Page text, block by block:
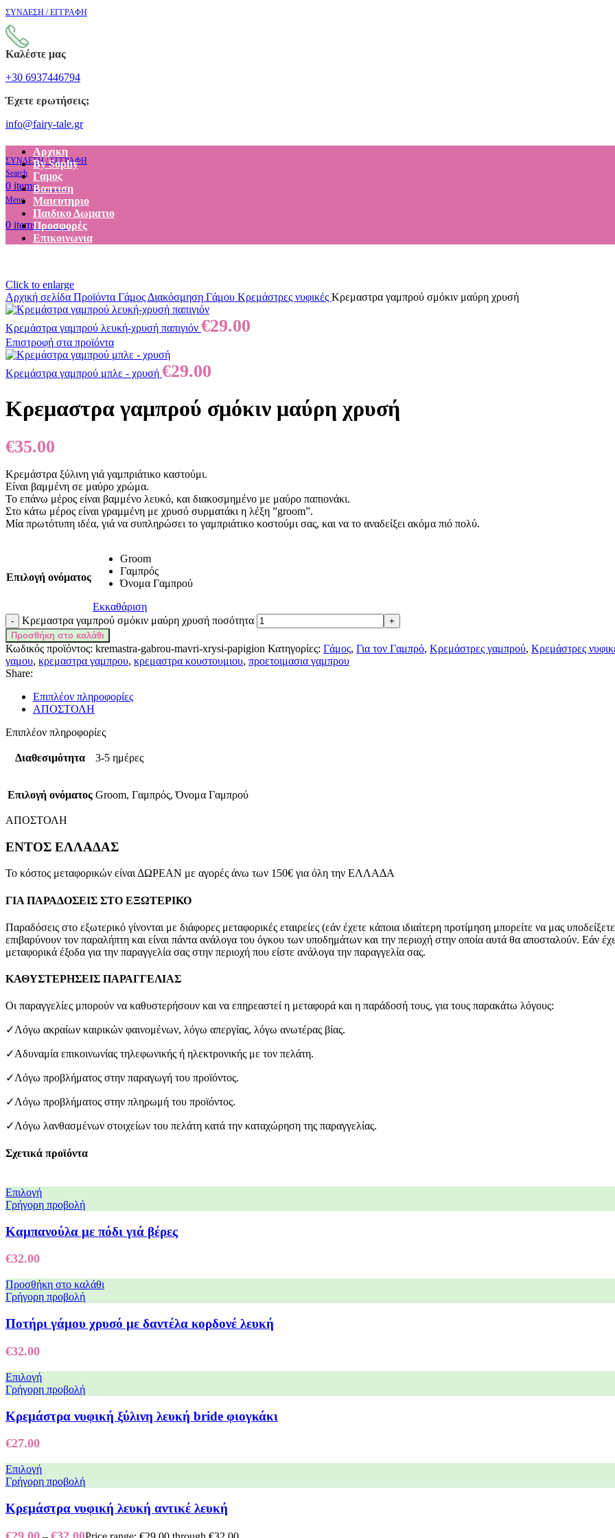
ΣΥΝΔΕΣΗ / ΕΓΓΡΑΦΗ
Καλέστε μας
+30 6937446794
Έχετε ερωτήσεις;
info@fairy-tale.gr
ΣΥΝΔΕΣΗ / ΕΓΓΡΑΦΗ
Search
0 items €0.00
Menu
0 items €0.00
Αρχικη
By Sophy
Γαμος
Βαπτιση
Μαιευτηριο
Παιδικο Δωματιο
Προσφορές
Επικοινωνια
Click to enlarge
Αρχική σελίδα Προϊόντα Γάμος Διακόσμηση Γάμου Κρεμάστρες νυφικές Κρεμαστρα γαμπρού σμόκιν μαύρη χρυσή
Κρεμάστρα γαμπρού λευκή-χρυσή παπιγιόν €29.00
Επιστροφή στα προϊόντα
Κρεμάστρα γαμπρού μπλε - χρυσή €29.00
Κρεμαστρα γαμπρού σμόκιν μαύρη χρυσή
€35.00
Kρεμάστρα ξύλινη γιά γαμπριάτικο καστούμι.
Είναι βαμμένη σε μαύρο χρώμα.
Το επάνω μέρος είναι βαμμένο λευκό, και διακοσμημένο με μαύρο παπιονάκι.
Στο κάτω μέρος είναι γραμμένη με χρυσό συρματάκι η λέξη ”groom”.
Μία πρωτότυπη ιδέα, γιά να συπληρώσει το γαμπριάτικο κοστούμι σας, και να το αναδείξει ακόμα πιό πολύ.
Επιλογή ονόματος
Groom
Γαμπρός
Όνομα Γαμπρού
Εκκαθάριση
Κρεμαστρα γαμπρού σμόκιν μαύρη χρυσή ποσότητα
Προσθήκη στο καλάθι
Κωδικός προϊόντος: kremastra-gabrou-mavri-xrysi-papigion Κατηγορίες: Γάμος, Για τον Γαμπρό, Κρεμάστρες γαμπρού, Κρεμάστρες
γαμου, κρεμαστρα γαμπρου, κρεμαστρα κουστουμιου, προετοιμασια γαμπρου
Share:
Επιπλέον πληροφορίες
ΑΠΟΣΤΟΛΗ
Επιπλέον πληροφορίες
Διαθεσιμότητα 3-5 ημέρες
Επιλογή ονόματος Groom, Γαμπρός, Όνομα Γαμπρού
ΑΠΟΣΤΟΛΗ
ΕΝΤΟΣ ΕΛΛΑΔΑΣ
Το κόστος μεταφορικών είναι ΔΩΡΕΑΝ με αγορές άνω των 150€ για όλη την ΕΛΛΑΔΑ
ΓΙΑ ΠΑΡΑΔΟΣΕΙΣ ΣΤΟ ΕΞΩΤΕΡΙΚΟ
Παραδόσεις στο εξωτερικό γίνονται με διάφορες μεταφορικές εταιρείες (εάν έχετε κάποια ιδιαίτερη προτίμηση μπορείτε να μας
επιβαρύνουν τον παραλήπτη και είναι πάντα ανάλογα του όγκου των υποδημάτων και την περιοχή στην οποία αυτά θα αποσταλούν. Εάν
μεταφορικά έξοδα για την παραγγελία σας στην περιοχή που είστε ανάλογα την παραγγελία σας.
ΚΑΘΥΣΤΕΡΗΣΕΙΣ ΠΑΡΑΓΓΕΛΙΑΣ
Οι παραγγελίες μπορούν να καθυστερήσουν και να επηρεαστεί η μεταφορά και η παράδοσή τους, για τους παρακάτω λόγους:
✓Λόγω ακραίων καιρικών φαινομένων, λόγω απεργίας, λόγω ανωτέρας βίας.
✓Αδυναμία επικοινωνίας τηλεφωνικής ή ηλεκτρονικής με τον πελάτη.
✓Λόγω προβλήματος στην παραγωγή του προϊόντος.
✓Λόγω προβλήματος στην πληρωμή του προϊόντος.
✓Λόγω λανθασμένων στοιχείων του πελάτη κατά την καταχώρηση της παραγγελίας.
Σχετικά προϊόντα
Επιλογή
Γρήγορη προβολή
Καμπανούλα με πόδι γιά βέρες
€32.00
Προσθήκη στο καλάθι
Γρήγορη προβολή
Ποτήρι γάμου χρυσό με δαντέλα κορδονέ λευκή
€32.00
Επιλογή
Γρήγορη προβολή
Κρεμάστρα νυφική ξύλινη λευκή bride φιογκάκι
€27.00
Επιλογή
Γρήγορη προβολή
Κρεμάστρα νυφική λευκή αντικέ λευκή